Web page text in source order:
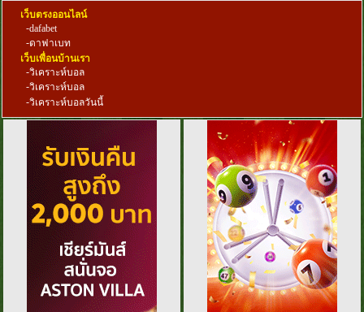
เว็บตรงออนไลน์
-dafabet
-ดาฟาเบท
เว็บเพื่อนบ้านเรา
-วิเคราะห์บอล
-วิเคราะห์บอล
-วิเคราะห์บอลวันนี้